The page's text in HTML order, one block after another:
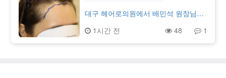
분은 확실히 깔끔하게 수술된 덕인지
때 상담직원분들이랑 원장님이 전 후에
대한 비교설명을 잘 해주셔서 결심을
고 싶었지만 더 내리는건 밀도떨어지고
고 원장님이 추천해 준 라인으로 수술
받았는데 얼굴 비율 따져서 디자인해주
대구 헤어로의원에서 배민석 원장님께
받았습니다. 상담할 때 제 모발 상태와
헤어라인을 꼼꼼하게 확인해 주셨고,
1시간 전 48 1